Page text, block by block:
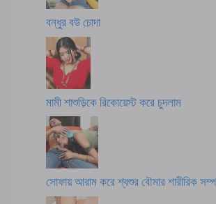
বন্ধুর বউ চোদা
মামী শাশুড়িকে রিকোয়েস্ট করে চুদলাম
সোফায় আরাম করে শ্বশুর বৌমার শারীরিক